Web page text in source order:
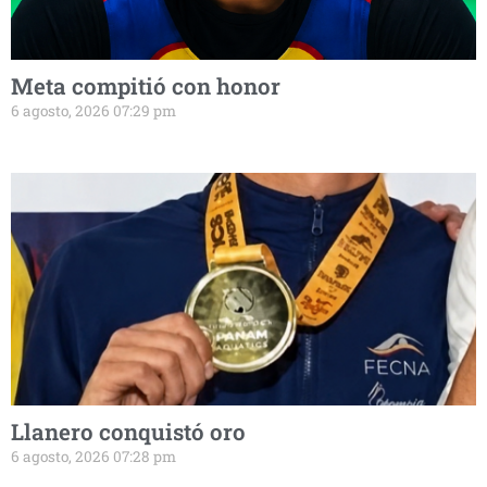
Meta compitió con honor
6 agosto, 2026 07:29 pm
Llanero conquistó oro
6 agosto, 2026 07:28 pm